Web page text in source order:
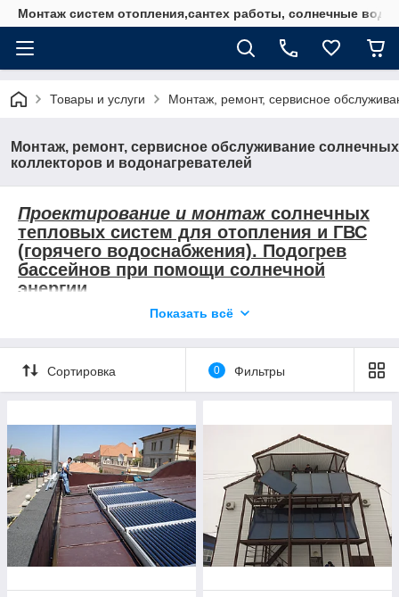
Монтаж систем отопления,сантех работы, солнечные
Товары и услуги Монтаж, ремонт, сервисное
Монтаж, ремонт, сервисное обслуживание солнечных
коллекторов и водонагревателей
Проектирование и монтаж солнечных
тепловых систем для отопления и ГВС
(горячего водоснабжения). Подогрев
бассейнов при помощи солнечной
энергии.
вышедших из строя
Сервисное и сезонное обслуживание
водонагревателей и сплит систем.
Показать всё
Сортировка 0 Фильтры